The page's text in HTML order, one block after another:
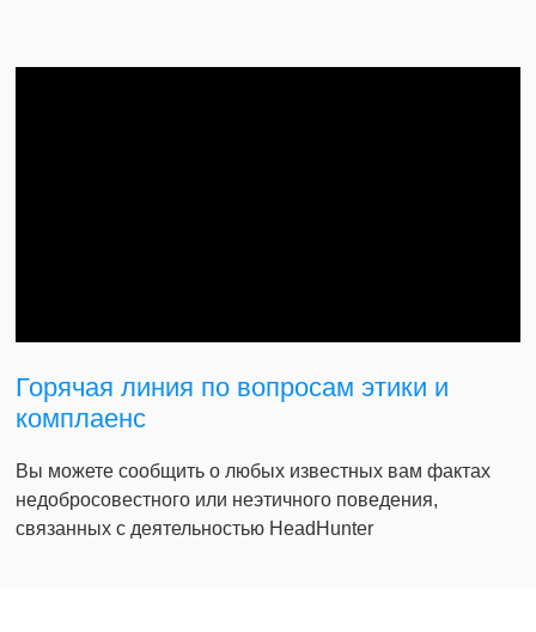
Горячая линия по вопросам этики и
комплаенс
Вы можете сообщить о любых известных вам фактах
недобросовестного или неэтичного поведения,
связанных с деятельностью HeadHunter